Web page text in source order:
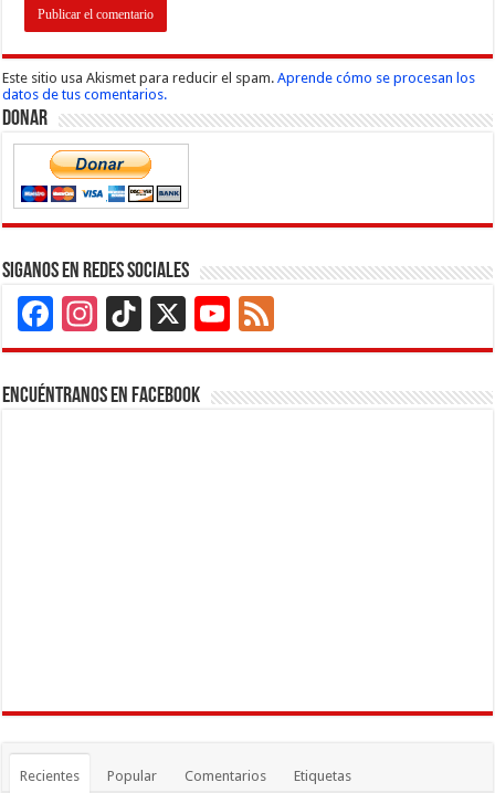
Este sitio usa Akismet para reducir el spam.Aprende cómo se procesan los
datos de tus comentarios.
Donar
Siganos en Redes Sociales
Facebook
Instagram
TikTok
X
YouTube
Channel
Encuéntranos en Facebook
Recientes Popular Comentarios Etiquetas